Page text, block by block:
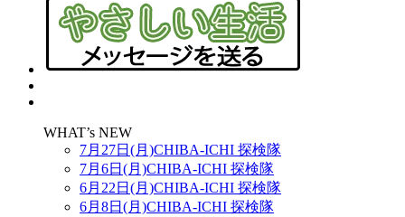
WHAT’s NEW
7月27日(月)CHIBA-ICHI 探検隊
7月6日(月)CHIBA-ICHI 探検隊
6月22日(月)CHIBA-ICHI 探検隊
6月8日(月)CHIBA-ICHI 探検隊